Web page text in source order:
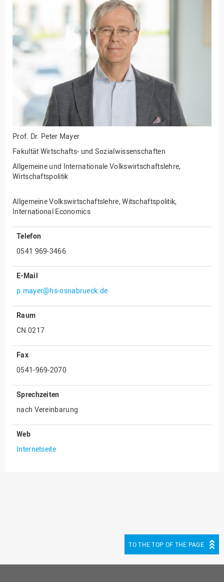
Ingenieurwissenschaften
und Informatik
Fakultät Management,
Fakultät Wirtschafts- und
Sozialwissenschaften
Finanzen
Forschung, Kooperation,
Drittmittel
Gebäude und Technik
Gesellschaftliches
Engagement
Hochschulleitung
Hochschulplanung/-
strategie
Innenrevision
Institut für Musik
Marketing
LearningCenter
Nachhaltigkeit
Personal
Personalrat
Präsidialbüro
Professional School
Prof. Dr. Peter Mayer
Fakultät Wirtschafts- und Sozialwissenschaften
Allgemeine und Internationale Volkswirtschaftslehre,
Wirtschaftspolitik
Allgemeine Volkswirtschaftslehre, Witschaftspolitik,
International Economics
Telefon
0541 969-3466
E-Mail
p.mayer@hs-osnabrueck.de
Raum
CN 0217
Fax
0541-969-2070
Sprechzeiten
nach Vereinbarung
Web
Internetseite
TO THE TOP OF THE PAGE